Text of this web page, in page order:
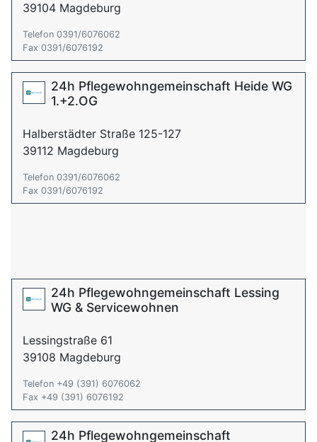
39104 Magdeburg
Telefon 0391/6076062
Fax 0391/6076192
24h Pflegewohngemeinschaft Heide WG
1.+2.OG
Halberstädter Straße 125-127
39112 Magdeburg
Telefon 0391/6076062
Fax 0391/6076192
24h Pflegewohngemeinschaft Lessing
WG & Servicewohnen
Lessingstraße 61
39108 Magdeburg
Telefon +49 (391) 6076062
Fax +49 (391) 6076192
24h Pflegewohngemeinschaft